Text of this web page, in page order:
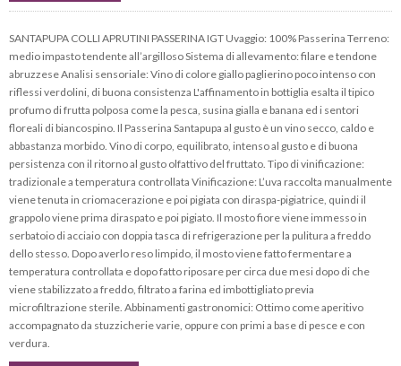
SANTAPUPA COLLI APRUTINI PASSERINA IGT Uvaggio: 100% Passerina Terreno:
medio impasto tendente all’argilloso Sistema di allevamento: filare e tendone
abruzzese Analisi sensoriale: Vino di colore giallo paglierino poco intenso con
riflessi verdolini, di buona consistenza L'affinamento in bottiglia esalta il tipico
profumo di frutta polposa come la pesca, susina gialla e banana ed i sentori
floreali di biancospino. Il Passerina Santapupa al gusto è un vino secco, caldo e
abbastanza morbido. Vino di corpo, equilibrato, intenso al gusto e di buona
persistenza con il ritorno al gusto olfattivo del fruttato. Tipo di vinificazione:
tradizionale a temperatura controllata Vinificazione: L’uva raccolta manualmente
viene tenuta in criomacerazione e poi pigiata con diraspa-pigiatrice, quindi il
grappolo viene prima diraspato e poi pigiato. Il mosto fiore viene immesso in
serbatoio di acciaio con doppia tasca di refrigerazione per la pulitura a freddo
dello stesso. Dopo averlo reso limpido, il mosto viene fatto fermentare a
temperatura controllata e dopo fatto riposare per circa due mesi dopo di che
viene stabilizzato a freddo, filtrato a farina ed imbottigliato previa
microfiltrazione sterile. Abbinamenti gastronomici: Ottimo come aperitivo
accompagnato da stuzzicherie varie, oppure con primi a base di pesce e con
verdura.